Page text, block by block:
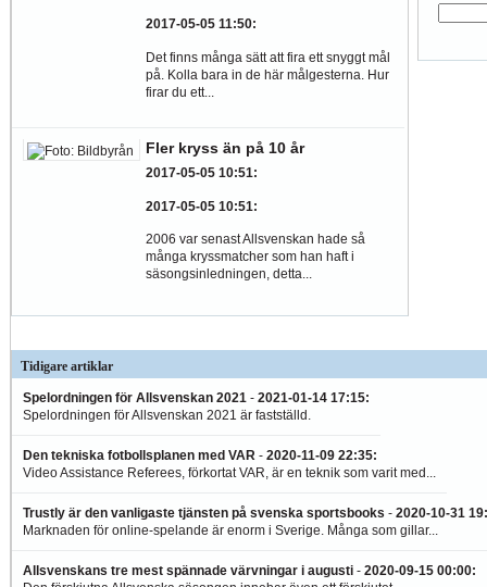
2017-05-05 11:50:
Det finns många sätt att fira ett snyggt mål
på. Kolla bara in de här målgesterna. Hur
firar du ett...
Fler kryss än på 10 år
2017-05-05 10:51:
2017-05-05 10:51:
2006 var senast Allsvenskan hade så
många kryssmatcher som han haft i
säsongsinledningen, detta...
Tidigare artiklar
Spelordningen för Allsvenskan 2021 - 2021-01-14 17:15:
Spelordningen för Allsvenskan 2021 är fastställd.
Den tekniska fotbollsplanen med VAR - 2020-11-09 22:35:
Video Assistance Referees, förkortat VAR, är en teknik som varit med...
Trustly är den vanligaste tjänsten på svenska sportsbooks - 2020-10-31
Marknaden för online-spelande är enorm i Sverige. Många som gillar...
Allsvenskans tre mest spännade värvningar i augusti - 2020-09-15 00:00: